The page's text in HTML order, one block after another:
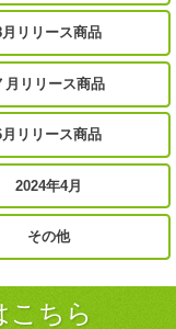
月リリース商品
月リリース商品
月リリース商品
2024年4月
その他
こちら